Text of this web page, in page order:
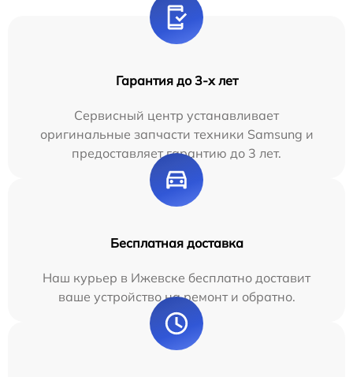
Гарантия до 3-х лет
Сервисный центр устанавливает
оригинальные запчасти техники Samsung и
предоставляет гарантию до 3 лет.
Бесплатная доставка
Наш курьер в Ижевске бесплатно доставит
ваше устройство на ремонт и обратно.